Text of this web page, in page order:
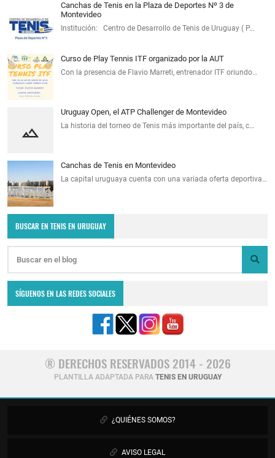
Canchas de Tenis en la Plaza de Deportes Nº 3 de
Montevideo
Institución: Centro de Desarrollo de Tenis de Uruguay ( P…
Curso de Play Tennis ITF organizado por la AUT
Con la presencia de Flavio Marreti, entrenador ITF oriundo…
Uruguay Open, el ATP Challenger de Montevideo
La historia del torneo de Tenis más importante del país, c…
Canchas de Tenis en Montevideo
La capital uruguaya cuenta con una variada oferta deportiva…
BUSCAR EN TENIS EN URUGUAY
SÍGUENOS EN LAS REDES SOCIALES
® DERECHOS RESERVADOS 2014 - 2026
PLANTILLA ADAPTADA PARA TENIS EN URUGUAY
¿QUIÉNES SOMOS?
AVISO LEGAL